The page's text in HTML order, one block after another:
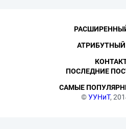
©УУНиТ,
ПОСЛЕДНИЕ
САМЫЕ